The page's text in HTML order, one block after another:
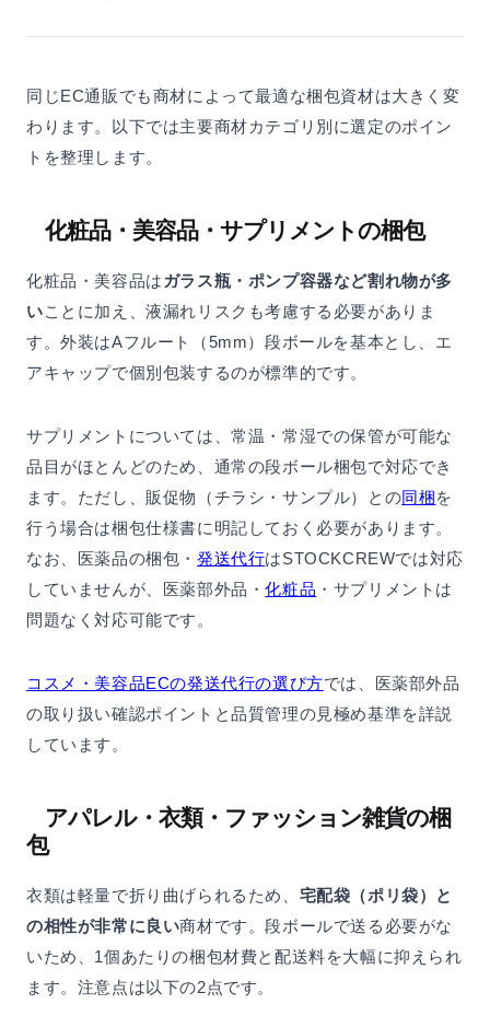
同じEC通販でも商材によって最適な梱包資材は大きく変
わります。以下では主要商材カテゴリ別に選定のポイン
トを整理します。
化粧品・美容品・サプリメントの梱包
化粧品・美容品は ガラス瓶・ポンプ容器など割れ物が多
いことに加え、液漏れリスクも考慮する必要がありま
す。外装はAフルート（5mm）段ボールを基本とし、エ
アキャップで個別包装するのが標準的です。
サプリメントについては、常温・常湿での保管が可能な
品目がほとんどのため、通常の段ボール梱包で対応でき
ます。ただし、販促物（チラシ・サンプル）との同梱を
行う場合は梱包仕様書に明記しておく必要があります。
なお、医薬品の梱包・ 発送代行はSTOCKCREWでは対応
していませんが、医薬部外品・化粧品 ・サプリメントは
問題なく対応可能です。
コスメ・美容品ECの発送代行の選び方では、医薬部外品
の取り扱い確認ポイントと品質管理の見極め基準を詳説
しています。
アパレル・衣類・ファッション雑貨の梱
包
衣類は軽量で折り曲げられるため、 宅配袋（ポリ袋）と
の相性が非常に良い商材です。段ボールで送る必要がな
いため、1個あたりの梱包材費と配送料を大幅に抑えられ
ます。注意点は以下の2点です。